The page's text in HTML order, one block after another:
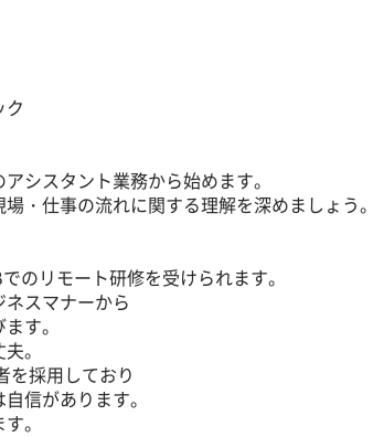
ク
シスタント業務から始めます。
・仕事の流れに関する理解を深めましょう。
のリモート研修を受けられます。
スマナーから
す。
。
を採用しており
信があります。
。